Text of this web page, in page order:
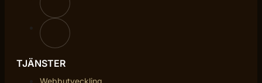
TJÄNSTER